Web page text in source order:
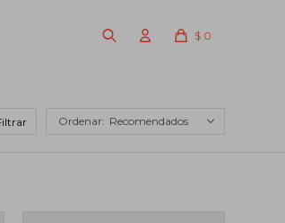
$ 0
Recomendados